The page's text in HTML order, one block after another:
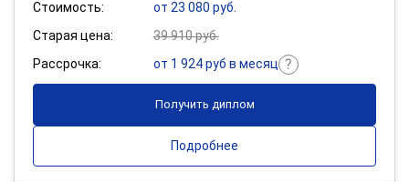
Стоимость:
от 23 080 руб.
Старая цена:
39 910 руб.
Рассрочка:
от 1 924 руб в месяц
Получить диплом
Подробнее